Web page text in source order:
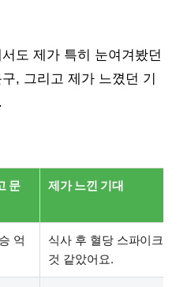
도 제가 특히 눈여겨봤던
, 그리고 제가 느꼈던 기
문
제가 느낀 기대
억
식사 후 혈당 스파이크를
것 같았어요.